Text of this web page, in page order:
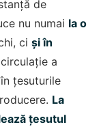
de
nu numai la o
ci și în
a
țesuturile
La
țesutul